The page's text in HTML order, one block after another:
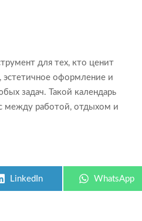
для тех, кто ценит
эстетичное оформление и
задач. Такой календарь
между работой, отдыхом и
Share
LinkedIn
Share
WhatsApp